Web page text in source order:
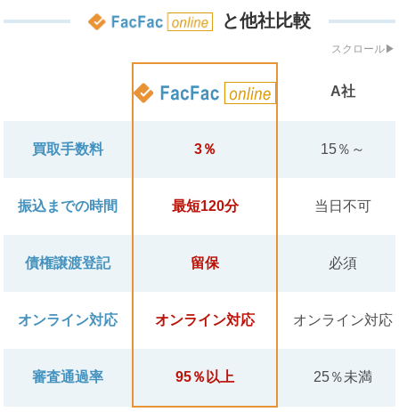
と他社比較
A社
買取手数料 3％ 15％～
振込までの時間 最短120分 当日不可
債権譲渡登記 留保 必須
オンライン対応 オンライン対応 オンライン対応
審査通過率 95％以上 25％未満